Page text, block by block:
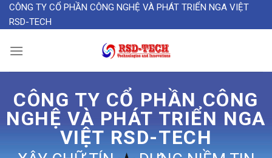
Skip
CÔNG TY CỔ PHẦN CÔNG NGHỆ VÀ PHÁT TRIỂN NGA VIỆT
RSD-TECH
CÔNG TY CỔ PHẦN CÔNG
NGHỆ VÀ PHÁT TRIỂN NGA
VIỆT RSD-TECH